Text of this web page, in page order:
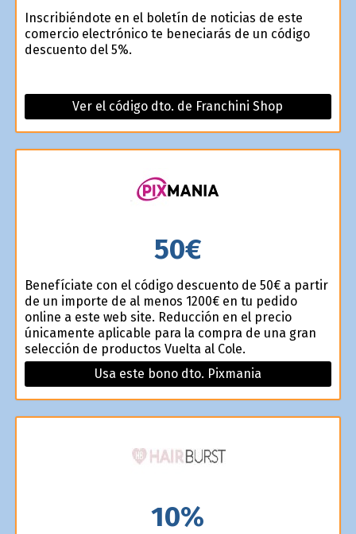
Inscribiéndote en el boletín de noticias de este
comercio electrónico te beneficiarás de un código
descuento del 5%.
Ver el código dto. de Franchini Shop
50€
Benefíciate con el código descuento de 50€ a partir
de un importe de al menos 1200€ en tu pedido
online a este web site. Reducción en el precio
únicamente aplicable para la compra de una gran
selección de productos Vuelta al Cole.
Usa este bono dto. Pixmania
10%